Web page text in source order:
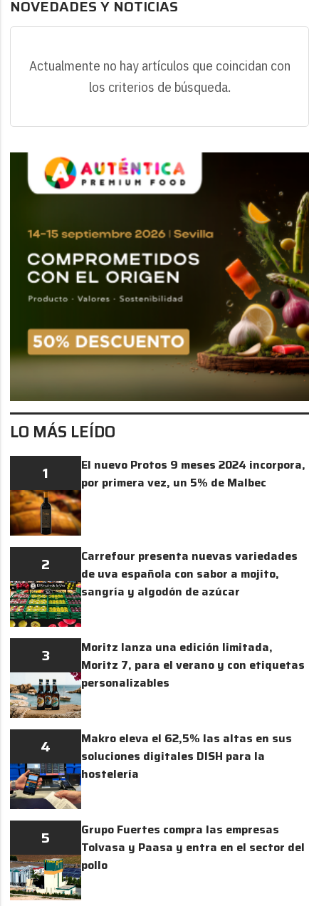
NOVEDADES Y NOTICIAS
Actualmente no hay artículos que coincidan con
los criterios de búsqueda.
LO MÁS LEÍDO
1
El nuevo Protos 9 meses 2024 incorpora,
por primera vez, un 5% de Malbec
2
Carrefour presenta nuevas variedades
de uva española con sabor a mojito,
sangría y algodón de azúcar
3
Moritz lanza una edición limitada,
Moritz 7, para el verano y con etiquetas
personalizables
4
Makro eleva el 62,5% las altas en sus
soluciones digitales DISH para la
hostelería
5
Grupo Fuertes compra las empresas
Tolvasa y Paasa y entra en el sector del
pollo